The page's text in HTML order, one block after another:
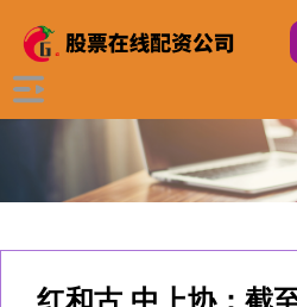
红和古 中上协：截